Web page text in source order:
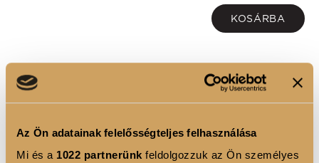
Az Ön adatainak felelősségteljes felhasználása
Mi és a 1022 partnerünk feldolgozzuk az Ön személyes
KOSÁRBA
KOSÁRBA